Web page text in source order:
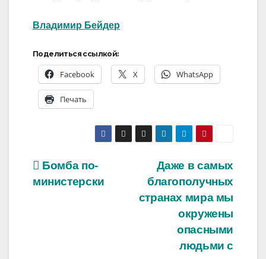
Владимир Бейдер
Поделиться ссылкой:
Facebook X WhatsApp
Печать
Навигация
Даже в самых
благополучных
странах мира мы
окружены
опасными
людьми с
Бомба по-
министерски